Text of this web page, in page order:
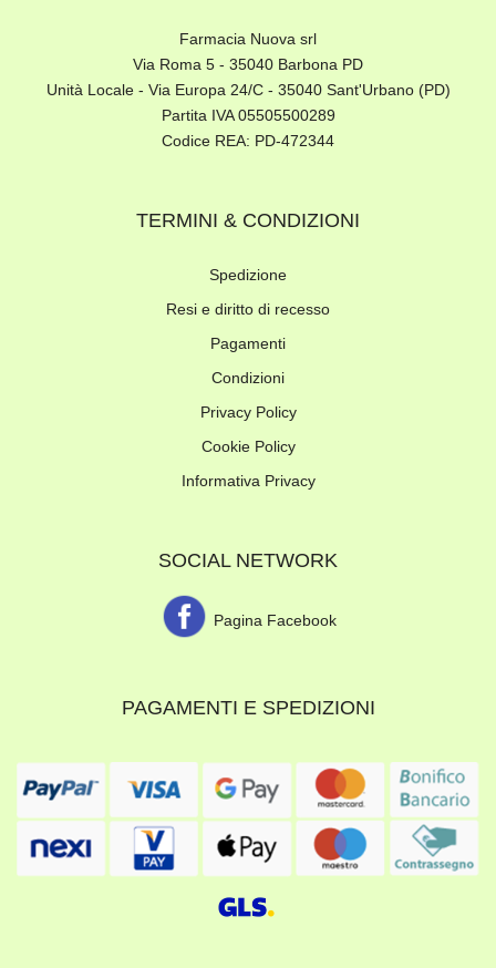
Farmacia Nuova srl
Via Roma 5 - 35040 Barbona PD
Unità Locale - Via Europa 24/C - 35040 Sant'Urbano (PD)
Partita IVA 05505500289
Codice REA: PD-472344
TERMINI & CONDIZIONI
Spedizione
Resi e diritto di recesso
Pagamenti
Condizioni
Privacy Policy
Cookie Policy
Informativa Privacy
SOCIAL NETWORK
Pagina Facebook
PAGAMENTI E SPEDIZIONI